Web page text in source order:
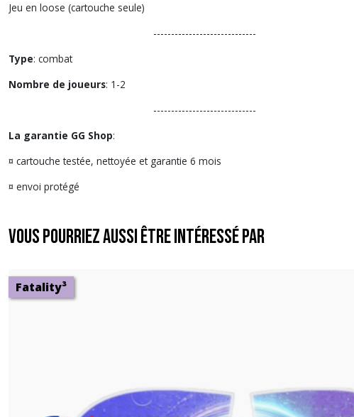
Jeu en loose (cartouche seule)
-----------------------------
Type: combat
Nombre de joueurs: 1-2
-----------------------------
La garantie GG Shop:
¤ cartouche testée, nettoyée et garantie 6 mois
¤ envoi protégé
Vous pourriez aussi être intéressé par
Fatality³